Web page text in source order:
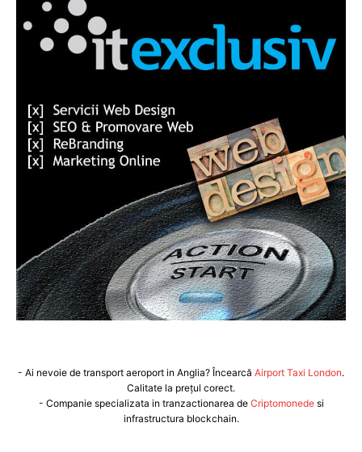
- Ai nevoie de transport aeroport in Anglia? Încearcă Airport Taxi London.
Calitate la prețul corect.
- Companie specializata in tranzactionarea de Criptomonedesi
infrastructura blockchain.